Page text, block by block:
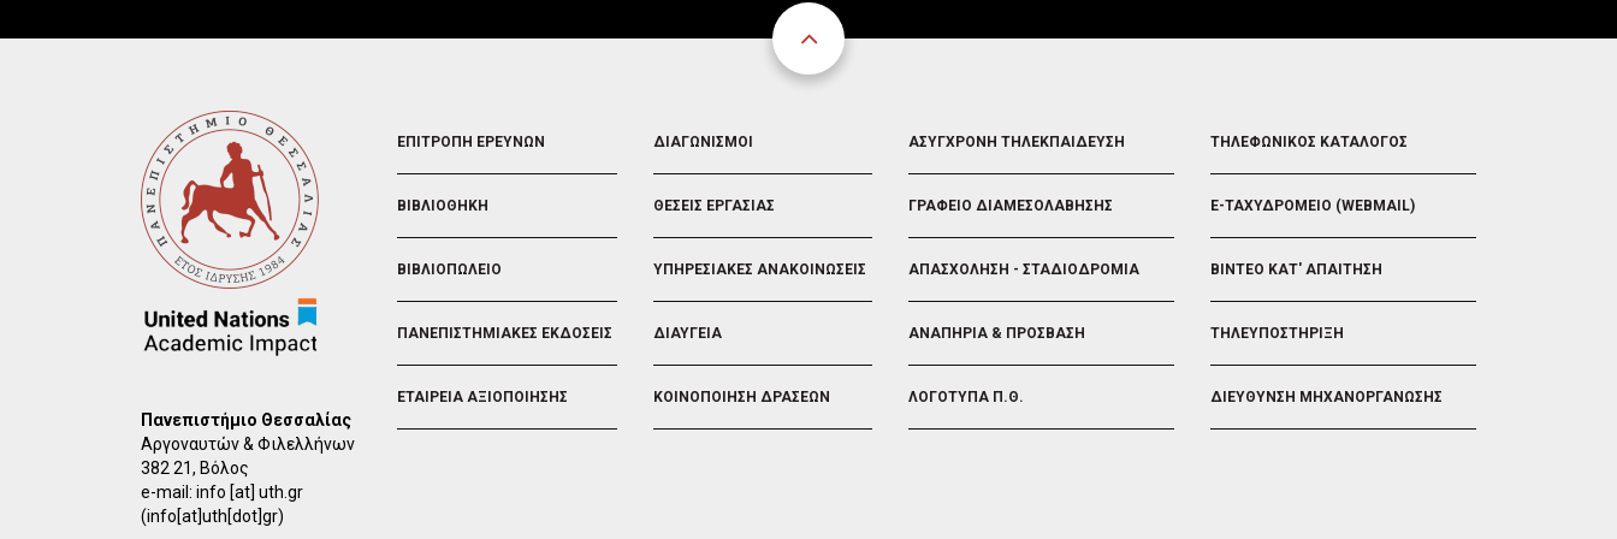
Πανεπιστήμιο Θεσσαλίας
Αργοναυτών & Φιλελλήνων
382 21, Βόλος
e-mail: info [at] uth.gr
(info[at]uth[dot]gr)
2
ΕΠΙΤΡΟΠΗ ΕΡΕΥΝΩΝ
ΒΙΒΛΙΟΘΗΚΗ
ΒΙΒΛΙΟΠΩΛΕΙΟ
ΠΑΝΕΠΙΣΤΗΜΙΑΚΕΣ ΕΚΔΟΣΕΙΣ
ΕΤΑΙΡΕΙΑ ΑΞΙΟΠΟΙΗΣΗΣ
3
ΔΙΑΓΩΝΙΣΜΟΙ
ΘΕΣΕΙΣ ΕΡΓΑΣΙΑΣ
ΥΠΗΡΕΣΙΑΚΕΣ ΑΝΑΚΟΙΝΩΣΕΙΣ
ΔΙΑΥΓΕΙΑ
ΚΟΙΝΟΠΟΙΗΣΗ ΔΡΑΣΕΩΝ
4
ΑΣΥΓΧΡΟΝΗ ΤΗΛΕΚΠΑΙΔΕΥΣΗ
ΓΡΑΦΕΙΟ ΔΙΑΜΕΣΟΛΑΒΗΣΗΣ
ΑΠΑΣΧΟΛΗΣΗ - ΣΤΑΔΙΟΔΡΟΜΙΑ
ΑΝΑΠΗΡΙΑ & ΠΡΟΣΒΑΣΗ
ΛΟΓΟΤΥΠΑ Π.Θ.
5
ΤΗΛΕΦΩΝΙΚΟΣ ΚΑΤΑΛΟΓΟΣ
E-ΤΑΧΥΔΡΟΜΕΙΟ (WEBMAIL)
ΒΙΝΤΕΟ ΚΑΤ' ΑΠΑΙΤΗΣΗ
ΤΗΛΕΥΠΟΣΤΗΡΙΞΗ
ΔΙΕΥΘΥΝΣΗ ΜΗΧΑΝΟΡΓΑΝΩΣΗΣ